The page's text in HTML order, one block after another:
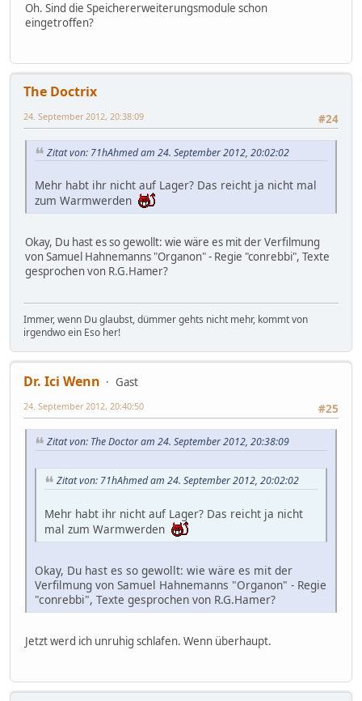
Oh. Sind die Speichererweiterungsmodule schon
eingetroffen?
The Doctrix
#24
24. September 2012, 20:38:09
Zitat von: 71hAhmed am 24. September 2012, 20:02:02
Mehr habt ihr nicht auf Lager? Das reicht ja nicht mal
zum Warmwerden
Okay, Du hast es so gewollt: wie wäre es mit der Verfilmung
von Samuel Hahnemanns "Organon" - Regie "conrebbi", Texte
gesprochen von R.G.Hamer?
Immer, wenn Du glaubst, dümmer gehts nicht mehr, kommt von
irgendwo ein Eso her!
Dr. Ici Wenn
Gast
#25
24. September 2012, 20:40:50
Zitat von: The Doctor am 24. September 2012, 20:38:09
Zitat von: 71hAhmed am 24. September 2012, 20:02:02
Mehr habt ihr nicht auf Lager? Das reicht ja nicht
mal zum Warmwerden
Okay, Du hast es so gewollt: wie wäre es mit der
Verfilmung von Samuel Hahnemanns "Organon" - Regie
"conrebbi", Texte gesprochen von R.G.Hamer?
Jetzt werd ich unruhig schlafen. Wenn überhaupt.